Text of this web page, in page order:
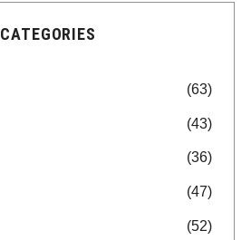
CATEGORIES
(63)
(43)
(36)
(47)
(52)